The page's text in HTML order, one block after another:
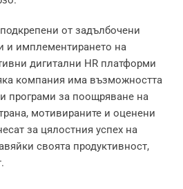
от задълбочени
и имплементирането на
дигитални HR платформи
компания има възможността
програми за поощряване на
мотивираните и оценени
за цялостния успех на
своята продуктивност,